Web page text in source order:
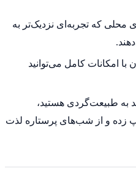
محلی که تجربه‌ای نزدیک‌تر به
با امکانات کامل می‌توانید
به طبیعت‌گردی هستید،
زده و از شب‌های پرستاره لذت